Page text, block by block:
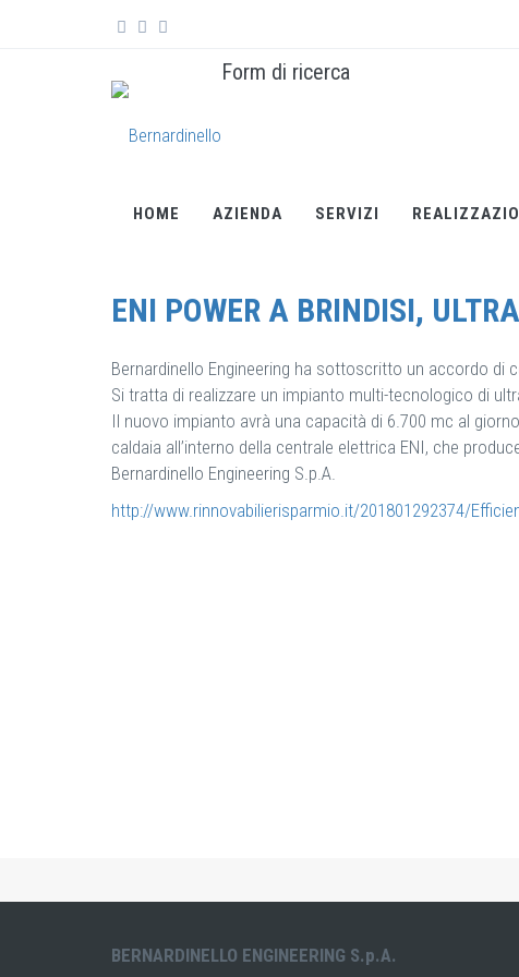
Form di ricerca
HOME AZIENDA SERVIZI
ENI POWER A BRINDISI, ULTRAFILTRAZIONE E
ENI POWER A BRINDISI,
Bernardinello Engineering ha sottoscritto un accordo di
Si tratta di realizzare un impianto multi-tecnologico di
Il nuovo impianto avrà una capacità di 6.700 mc al
caldaia all’interno della centrale elettrica ENI, che
Bernardinello Engineering S.p.A.
http://www.rinnovabilierisparmio.it/201801292374/
BERNARDINELLO ENGINEERING S.p.A.